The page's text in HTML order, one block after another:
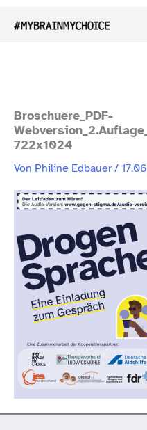
Inhalt
Broschuere_PDF-
722x1024
Von Philine Edbauer/